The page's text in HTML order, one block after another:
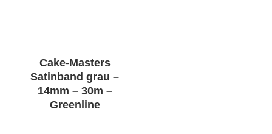
Cake-Masters
Satinband grau –
14mm – 30m –
Greenline